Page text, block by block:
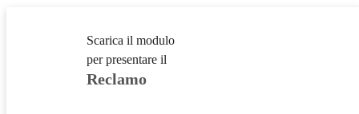
Scarica il modulo
per presentare il
Reclamo